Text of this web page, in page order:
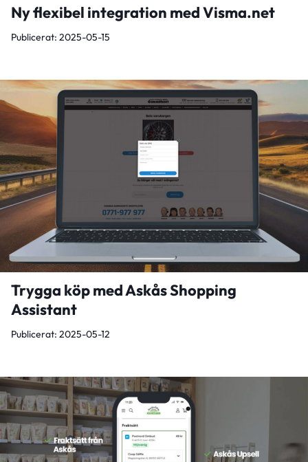
Ny flexibel integration med Visma.net
Publicerat: 2025-05-15
Trygga köp med Askås Shopping
Assistant
Publicerat: 2025-05-12